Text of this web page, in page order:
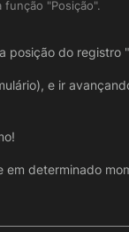
"Posição".
posição do registro
e ir
determinado